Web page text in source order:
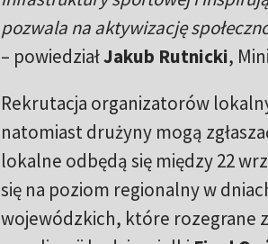
pozwala na aktywizację
– powiedziałJakub Rutnicki,
Rekrutacja organizatorów
natomiast drużyny mogą
lokalne odbędą się między 22
się na poziom regionalny w
wojewódzkich, które rozegrane